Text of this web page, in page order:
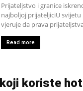
Prijateljstvo i granice
najboljoj prijateljiciU
vjeruje da prava
Read more
koriste